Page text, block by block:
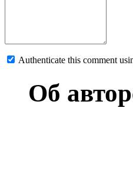
Authenticate this comment
Об